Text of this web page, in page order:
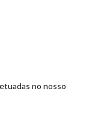
no nosso